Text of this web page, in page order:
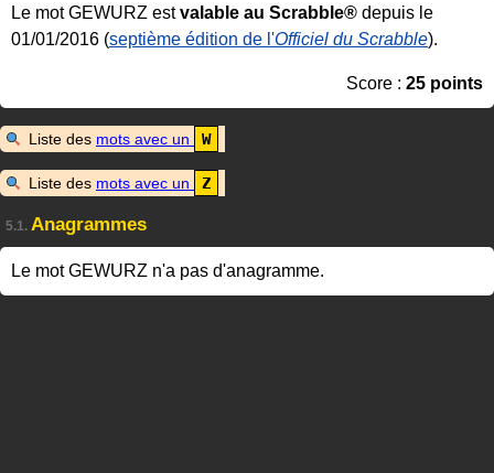
Le mot GEWURZ estvalable au Scrabble® depuis le
01/01/2016 (septième édition de l'Officiel du Scrabble).
Score : 25 points
Liste des mots avec un W
Liste des mots avec un Z
5.1. Anagrammes
Le mot GEWURZ n'a pas d'anagramme.